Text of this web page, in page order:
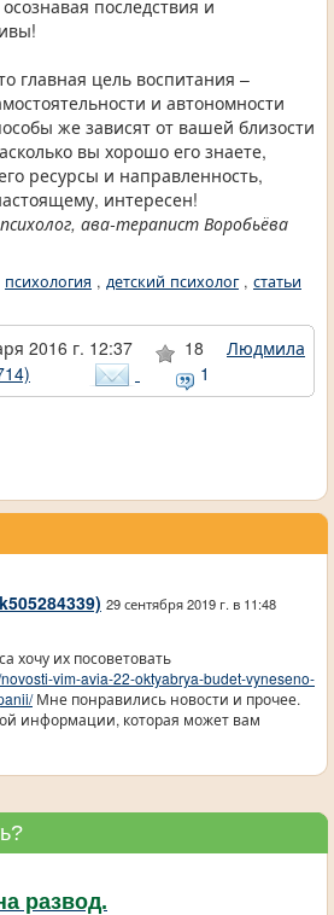
последствия и
главная цель воспитания –
и автономности
же зависят от вашей близости
вы хорошо его знаете,
ресурсы и направленность,
интересен!
ава-терапист Воробьёва
психология , детский психолог, статьи
2016 г. 12:37 18
Людмила
1
29 сентября 2019 г. в 11:48
хочу их посоветовать
vim-avia-22-oktyabrya-budet-vyneseno-
Мне понравились новости и прочее.
информации, которая может вам
развод.